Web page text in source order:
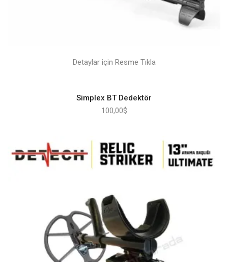
Detaylar için Resme Tıkla
Simplex BT Dedektör
100,00$